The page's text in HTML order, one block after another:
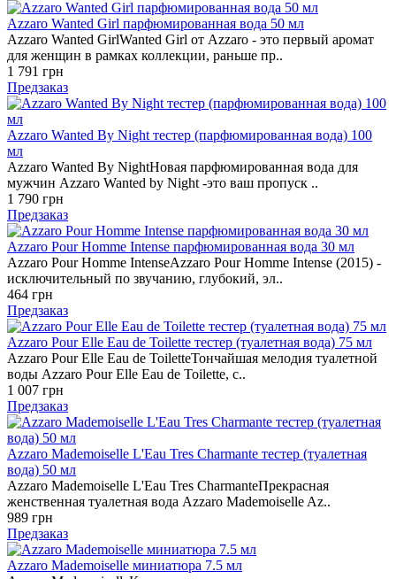
Azzaro Wanted Girl парфюмированная вода 50 мл
Azzaro Wanted GirlWanted Girl от Azzaro - это первый аромат
для женщин в рамках коллекции, раньше пр..
1 791 грн
Предзаказ
Azzaro Wanted By Night тестер (парфюмированная вода) 100
мл
Azzaro Wanted By NightНовая парфюмированная вода для
мужчин Azzaro Wanted by Night -это ваш пропуск ..
1 790 грн
Предзаказ
Azzaro Pour Homme Intense парфюмированная вода 30 мл
Azzaro Pour Homme IntenseAzzaro Pour Homme Intense (2015) -
исключительный по звучанию, глубокий, эл..
464 грн
Предзаказ
Azzaro Pour Elle Eau de Toilette тестер (туалетная вода) 75 мл
Azzaro Pour Elle Eau de ToiletteТончайшая мелодия туалетной
воды Azzaro Pour Elle Eau de Toilette, с..
1 007 грн
Предзаказ
Azzaro Mademoiselle L'Eau Tres Charmante тестер (туалетная
вода) 50 мл
Azzaro Mademoiselle L'Eau Tres CharmanteПрекрасная
женственная туалетная вода Azzaro Mademoiselle Az..
989 грн
Предзаказ
Azzaro Mademoiselle миниатюра 7.5 мл